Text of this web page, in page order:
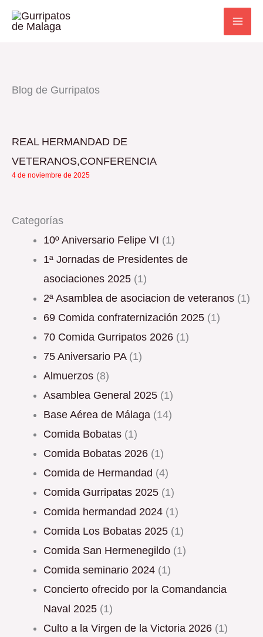
Blog de Gurripatos
REAL HERMANDAD DE
VETERANOS,CONFERENCIA
4 de noviembre de 2025
Categorías
10º Aniversario Felipe VI (1)
1ª Jornadas de Presidentes de
asociaciones 2025 (1)
2ª Asamblea de asociacion de veteranos (1)
69 Comida confraternización 2025 (1)
70 Comida Gurripatos 2026 (1)
75 Aniversario PA(1)
Almuerzos (8)
Asamblea General 2025 (1)
Base Aérea de Málaga (14)
Comida Bobatas (1)
Comida Bobatas 2026 (1)
Comida de Hermandad (4)
Comida Gurripatas 2025 (1)
Comida hermandad 2024 (1)
Comida Los Bobatas 2025 (1)
Comida San Hermenegildo (1)
Comida seminario 2024 (1)
Concierto ofrecido por la Comandancia
Naval 2025 (1)
Culto a la Virgen de la Victoria 2026 (1)